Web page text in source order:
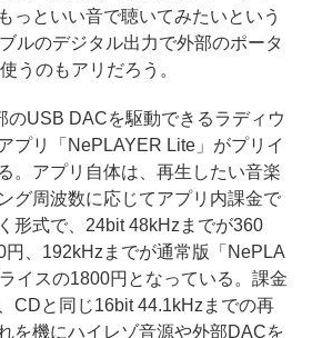
っといい音で聴いてみたいという
ルのデジタル出力で外部のポータ
うのもアリだろう。
USB DACを駆動できるラディウ
プリ「NePLAYER Lite」がプリイ
。アプリ自体は、再生したい音楽
グ周波数に応じてアプリ内課金で
形式で、24bit 48kHzまでが360
円、192kHzまでが通常版「NePLA
イスの1800円となっている。課金
CDと同じ16bit 44.1kHzまでの再
を機にハイレゾ音源や外部DACを